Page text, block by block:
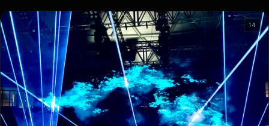
14